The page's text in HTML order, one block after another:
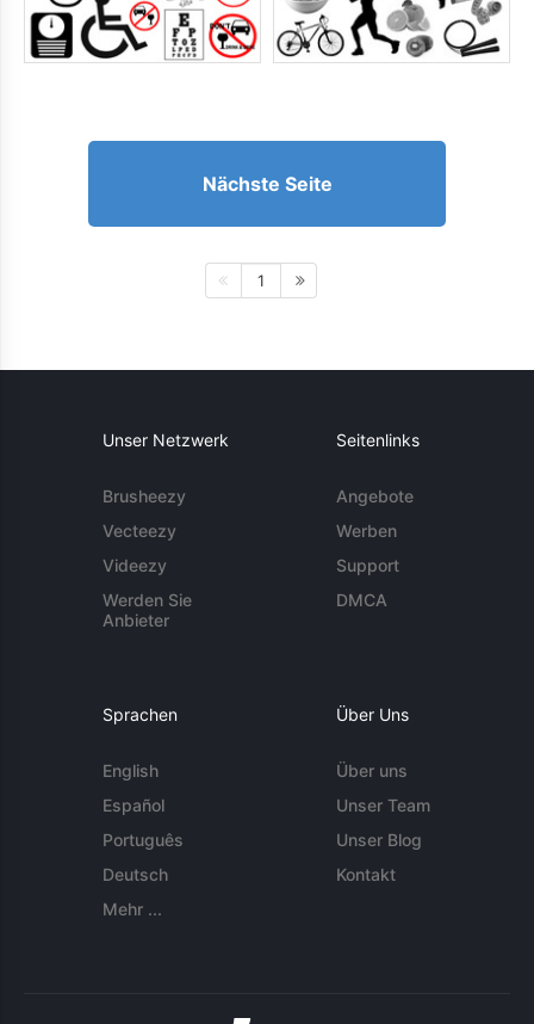
Nächste Seite
1
Unser Netzwerk
Brusheezy
Vecteezy
Videezy
Werden Sie
Anbieter
Seitenlinks
Angebote
Werben
Support
DMCA
Sprachen
English
Español
Português
Deutsch
Mehr ...
Über Uns
Über uns
Unser Team
Unser Blog
Kontakt